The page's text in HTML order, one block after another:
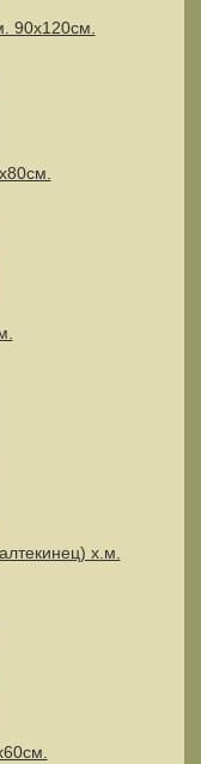
90х120см.
х.м.